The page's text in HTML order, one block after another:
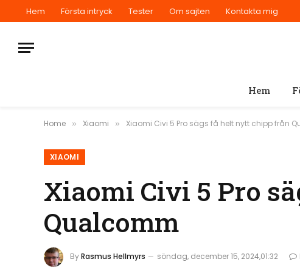
Hem Första intryck Tester Om sajten Kontakta mig
Hem
Home » Xiaomi » Xiaomi Civi 5 Pro sägs få helt nytt chipp från
XIAOMI
Xiaomi Civi 5 Pro
Qualcomm
ByRasmus Hellmyrs söndag, december 15, 2024,01:32